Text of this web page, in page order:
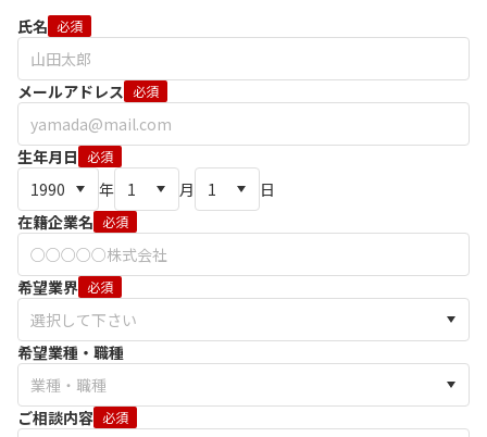
氏名 必須
メールアドレス 必須
生年月日 必須
年 月
日
在籍企業名 必須
希望業界 必須
希望業種・職種
ご相談内容 必須